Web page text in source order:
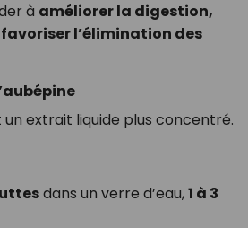
à améliorer la digestion,
l’élimination des
extrait liquide plus concentré.
dans un verre d’eau,1 à 3